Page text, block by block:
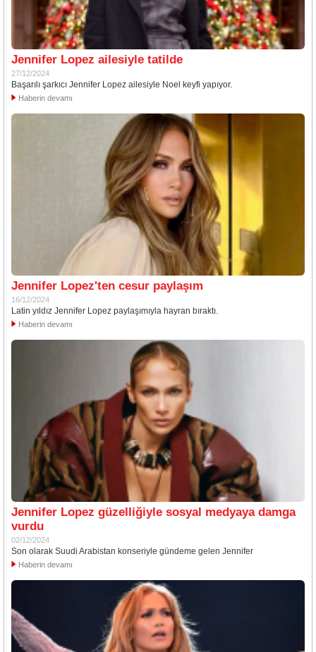
Jennifer Lopez ailesiyle tatilde
27/12/2024
Başarılı şarkıcı Jennifer Lopez ailesiyle Noel keyfi yapıyor.
Haberin devamı
Jennifer Lopez'ten cesur paylaşım
16/12/2024
Latin yıldız Jennifer Lopez paylaşımıyla hayran bıraktı.
Haberin devamı
Jennifer Lopez güzelliğiyle sosyal medyaya damga
vurdu
02/12/2024
Son olarak Suudi Arabistan konseriyle gündeme gelen Jennifer
Haberin devamı